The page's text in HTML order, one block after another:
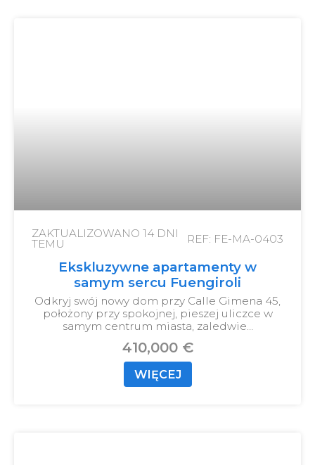
ZAKTUALIZOWANO 14 DNI
TEMU REF: FE-MA-0403
Ekskluzywne apartamenty w
samym sercu Fuengiroli
Odkryj swój nowy dom przy Calle Gimena 45,
położony przy spokojnej, pieszej uliczce w
samym centrum miasta, zaledwie…
410,000 €
WIĘCEJ